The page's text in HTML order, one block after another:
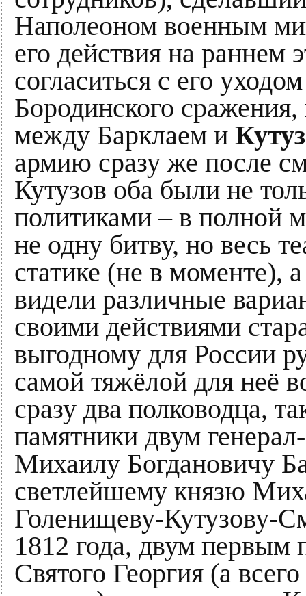
Наполеоном военным
его действия на
согласиться с его
Бородинского
между Барклаем и
армию сразу же после
Кутузов оба были не
политиками – в полной
не одну битву, но весь
статике (не в моменте),
видели различные
своими действиями
выгодному для России
самой тяжёлой для неё
сразу два полководца,
памятники двум
Михаилу Богдановичу
светлейшему князю
Голенищеву-Кутузову-
1812 года, двум первым
Святого Георгия (а